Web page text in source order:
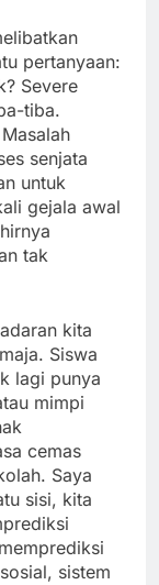
pertanyaan:
Severe
tiba.
senjata
untuk
gejala awal
tak
kita
Siswa
lagi punya
mimpi
cemas
Saya
sisi, kita
sistem